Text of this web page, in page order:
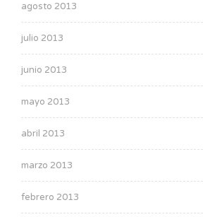
agosto 2013
julio 2013
junio 2013
mayo 2013
abril 2013
marzo 2013
febrero 2013